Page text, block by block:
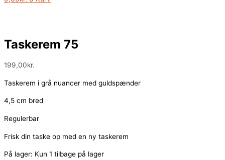
Taskerem 75
199,00kr.
Taskerem i grå nuancer med guldspænder
4,5 cm bred
Regulerbar
Frisk din taske op med en ny taskerem
På lager: Kun 1 tilbage på lager